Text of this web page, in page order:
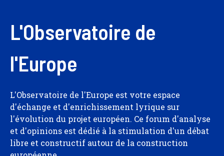
L'Observatoire de
l'Europe
L'Observatoire de l'Europe est votre espace
d'échange et d'enrichissement lyrique sur
l'évolution du projet européen. Ce forum d'analyse
et d'opinions est dédié à la stimulation d'un débat
libre et constructif autour de la construction